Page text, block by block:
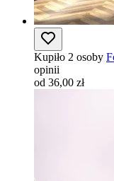
Kupiło 2 osoby
opinii
od 36,00 zł